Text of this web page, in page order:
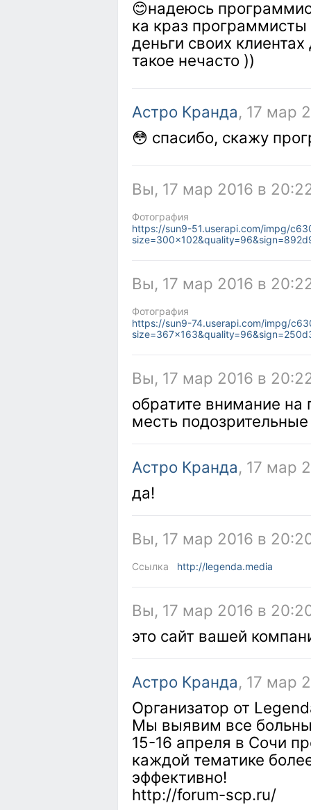
😊надеюсь
ка краз
деньги своих
такое нечасто ))
Астро Кранда, 17 мар
😳 спасибо, скажу
Вы, 17 мар 2016 в
Фотография
https://sun9-51.userapi.com/impg/
Вы, 17 мар 2016 в
Фотография
https://sun9-74.userapi.com/impg/
Вы, 17 мар 2016 в
обратите внимание
месть
Астро Кранда, 17 мар
да!
Вы, 17 мар 2016 в
Ссылка http://legenda.media
Вы, 17 мар 2016 в
это сайт вашей
Астро Кранда, 17 мар
Организатор от
Мы выявим все
15-16 апреля в Сочи
каждой тематике
эффективно!
http://forum-scp.ru/